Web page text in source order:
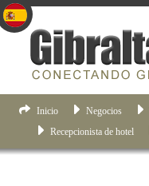
Inicio Negocios
Recepcionista de hotel